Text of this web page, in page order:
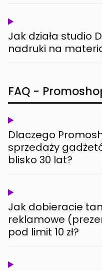
Jak działa studio
nadruki na
FAQ -
Dlaczego
sprzedaży
blisko 30 lat?
Jak dobieracie
reklamowe
pod limit 10 zł?